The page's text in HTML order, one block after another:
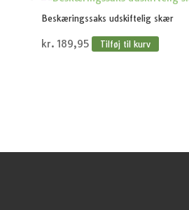
Beskæringssaks udskiftelig skær
kr. 189,95 Tilføj til kurv